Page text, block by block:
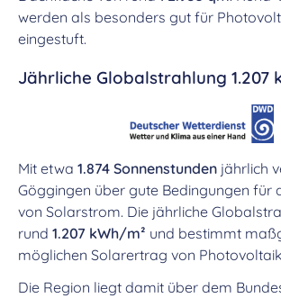
werden als besonders gut für
eingestuft.
Jährliche Globalstrahlung 1.207
Mit etwa 1.874 Sonnenstunden jährlich
Göggingen über gute Bedingungen für
von Solarstrom. Die jährliche
rund 1.207 kWh/m² und bestimmt
möglichen Solarertrag von
Die Region liegt damit über dem